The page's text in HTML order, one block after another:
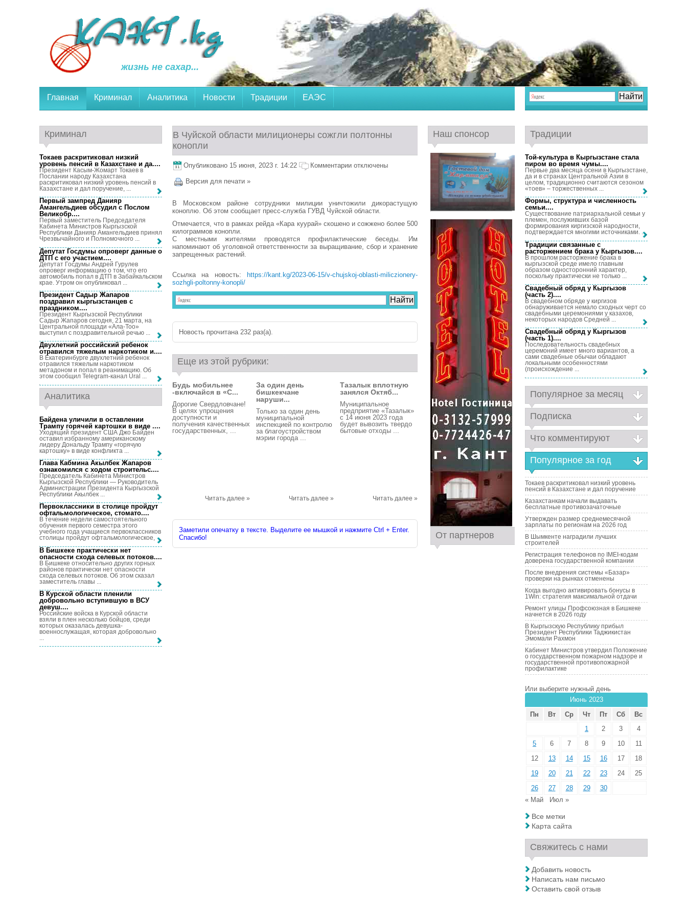
жизнь не сахар...
Главная Криминал Аналитика Новости Традиции ЕАЭС
В Чуйской области милиционеры сожгли полтонны
конопли
Опубликовано 15 июня, 2023 г. 14:22 Комментарии отключены
Версия для печати »
В Московском районе сотрудники милиции уничтожили дикорастущую
коноплю. Об этом сообщает пресс-служба ГУВД Чуйской области.
Отмечается, что в рамках рейда «Кара куурай» скошено и сожжено более 500
килограммов конопли.
С местными жителями проводятся профилактические беседы. Им
напоминают об уголовной ответственности за выращивание, сбор и хранение
запрещенных растений.
Ссылка на новость:
https://kant.kg/2023-06-15/v-chujskoj-oblasti-miliczionery-
sozhgli-poltonny-konopli/
Новость прочитана 232 раз(a).
Еще из этой рубрики:
Будь мобильнее
-включайся в «С...
Дорогие Свердловчане!
В целях упрощения
доступности и
получения качественных
государственных, ...
Читать далее »
За один день
бишкекчане
наруши...
Только за один день
муниципальной
инспекцией по контролю
за благоустройством
мэрии города ...
Читать далее »
Тазалык вплотную
занялся Октяб...
Муниципальное
предприятие «Тазалык»
с 14 июня 2023 года
будет вывозить твердо
бытовые отходы ...
Читать далее »
Заметили опечатку в тексте. Выделите ее мышкой и нажмите Ctrl + Enter.
Спасибо!
Криминал
Токаев раскритиковал низкий
уровень пенсий в Казахстане и да....
Президент Касым-Жомарт Токаев в
Послании народу Казахстана
раскритиковал низкий уровень пенсий в
Казахстане и дал поручение, ...
Первый зампред Данияр
Амангельдиев обсудил с Послом
Великобр....
Первый заместитель Председателя
Кабинета Министров Кыргызской
Республики Данияр Амангельдиев принял
Чрезвычайного и Полномочного ...
Депутат Госдумы опроверг данные о
ДТП с его участием....
Депутат Госдумы Андрей Гурулев
опроверг информацию о том, что его
автомобиль попал в ДТП в Забайкальском
крае. Утром он опубликовал ...
Президент Садыр Жапаров
поздравил кыргызстанцев с
праздником....
Президент Кыргызской Республики
Садыр Жапаров сегодня, 21 марта, на
Центральной площади «Ала-Тоо»
выступил с поздравительной речью ...
Двухлетний российский ребенок
отравился тяжелым наркотиком и....
В Екатеринбурге двухлетний ребенок
отравился тяжелым наркотиком
метадоном и попал в реанимацию. Об
этом сообщил Telegram-канал Ural ...
Аналитика
Байдена уличили в оставлении
Трампу горячей картошки в виде ....
Уходящий президент США Джо Байден
оставил избранному американскому
лидеру Дональду Трампу «горячую
картошку» в виде конфликта ...
Глава Кабмина Акылбек Жапаров
ознакомился с ходом строительс....
Председатель Кабинета Министров
Кыргызской Республики — Руководитель
Администрации Президента Кыргызской
Республики Акылбек ...
Первоклассники в столице пройдут
офтальмологическое, стомато....
В течение недели самостоятельного
обучения первого семестра этого
учебного года учащиеся первоклассников
столицы пройдут офтальмологическое, ...
В Бишкеке практически нет
опасности схода селевых потоков....
В Бишкеке относительно других горных
районов практически нет опасности
схода селевых потоков. Об этом сказал
заместитель главы ...
В Курской области пленили
добровольно вступившую в ВСУ
девуш....
Российские войска в Курской области
взяли в плен несколько бойцов, среди
которых оказалась девушка-
военнослужащая, которая добровольно
...
Наш спонсор
От партнеров
Традиции
Той-культура в Кыргызстане стала
пиром во время чумы....
Первые два месяца осени в Кыргызстане,
да и в странах Центральной Азии в
целом, традиционно считаются сезоном
«тоев» – торжественных ...
Формы, структура и численность
семьи....
Существование патриархальной семьи у
племен, послуживших базой
формирования киргизской народности,
подтверждается многими источниками. ...
Традиции связанные с
расторжением брака у Кыргызов....
В прошлом расторжение брака в
кыргызской среде имело главным
образом односторонний характер,
поскольку практически не только ...
Свадебный обряд у Кыргызов
(часть 2)....
В свадебном обряде у киргизов
обнаруживается немало сходных черт со
свадебными церемониями у казахов,
некоторых народов Средней ...
Свадебный обряд у Кыргызов
(часть 1)....
Последовательность свадебных
церемоний имеет много вариантов, а
сами свадебные обычаи обладают
локальными особенностями
(происхождение ...
Популярное за месяц
Подписка
Что комментируют
Популярное за год
Токаев раскритиковал низкий уровень
пенсий в Казахстане и дал поручение
Казахстанкам начали выдавать
бесплатные противозачаточные
Утвержден размер среднемесячной
зарплаты по регионам на 2026 год
В Шымкенте наградили лучших
строителей
Регистрация телефонов по IMEI-кодам
доверена государственной компании
После внедрения системы «Базар»
проверки на рынках отменены
Когда выгодно активировать бонусы в
1Win: стратегия максимальной отдачи
Ремонт улицы Профсоюзная в Бишкеке
начнется в 2026 году
В Кыргызскую Республику прибыл
Президент Республики Таджикистан
Эмомали Рахмон
Кабинет Министров утвердил Положение
о государственном пожарном надзоре и
государственной противопожарной
профилактике
Или выберите нужный день
Июнь 2023
Пн
Вт Ср Чт Пт Сб
Вс
1
2 3
4
5
6 7 8 9 10
11
12
13 14 15 16 17
18
19
20 21 22 23 24
25
26
27 28 29
30
« Май
Июл »
Все метки
Карта сайта
Свяжитесь с нами
Добавить новость
Написать нам письмо
Оставить свой отзыв